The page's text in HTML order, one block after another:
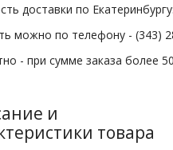
доставки по Екатеринбургу:
можно по телефону - (343)
- при сумме заказа более
и
товара